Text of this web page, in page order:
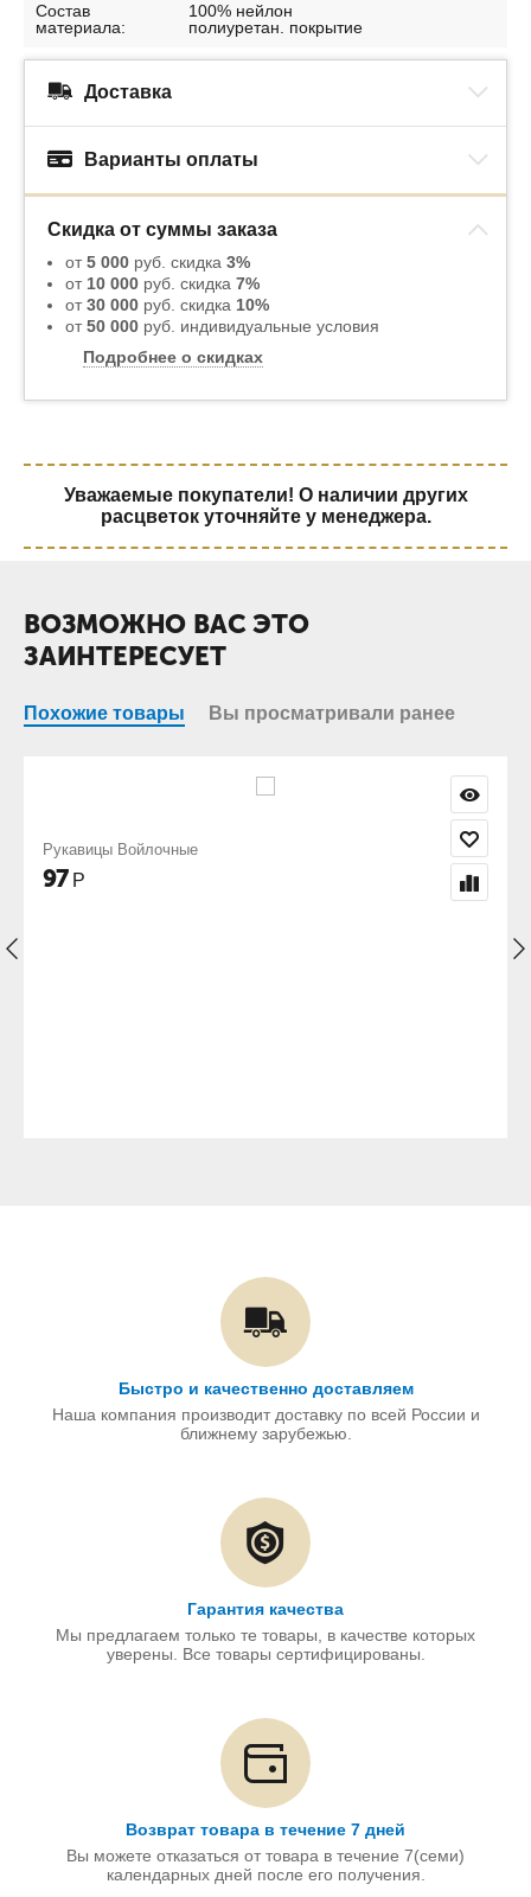
Состав
материала:
100% нейлон
полиуретан. покрытие
Доставка
Варианты оплаты
Скидка от суммы заказа
от5 000 руб. скидка 3%
от 10 000 руб. скидка 7%
от30 000 руб. скидка 10%
от50 000 руб. индивидуальные условия
Подробнее о скидках
Уважаемые покупатели! О наличии других
расцветок уточняйте у менеджера.
ВОЗМОЖНО ВАС ЭТО
ЗАИНТЕРЕСУЕТ
Похожие товары Вы просматривали ранее
Перчатки с нитриловым покрытием
Быстро и качественно доставляем
Наша компания производит доставку по всей России и
ближнему зарубежью.
Гарантия качества
Мы предлагаем только те товары, в качестве которых
уверены. Все товары сертифицированы.
Возврат товара в течение 7 дней
Вы можете отказаться от товара в течение 7(семи)
календарных дней после его получения.